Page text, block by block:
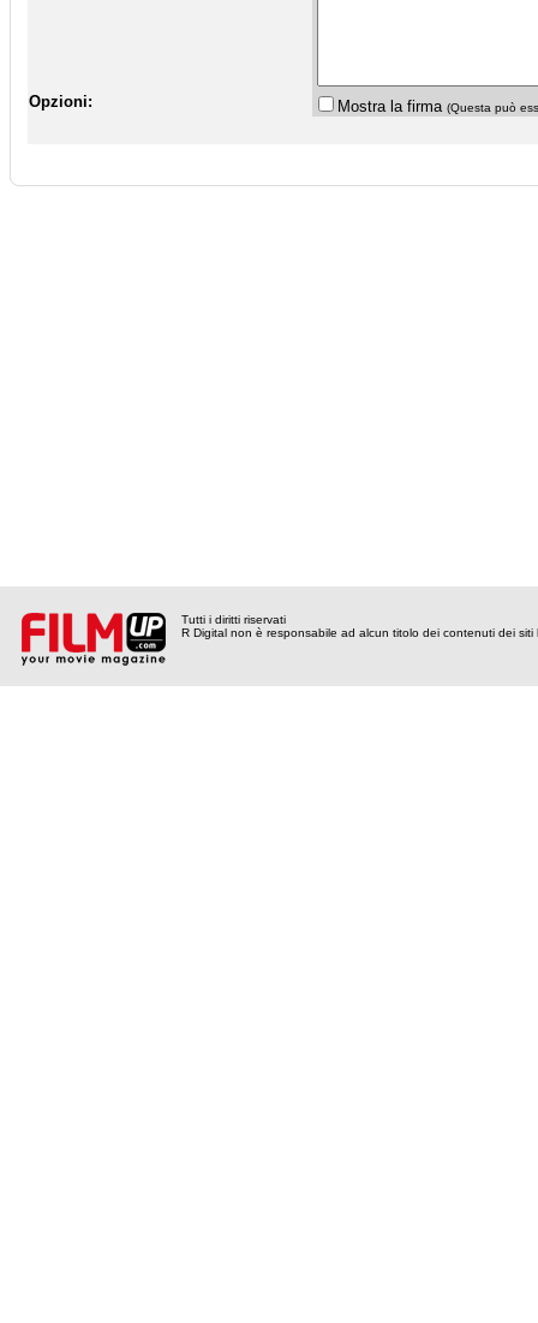
Opzioni: Mostra la firma (Questa può
Tutti i diritti riservati
R Digital non è responsabile ad alcun titolo dei contenuti dei siti